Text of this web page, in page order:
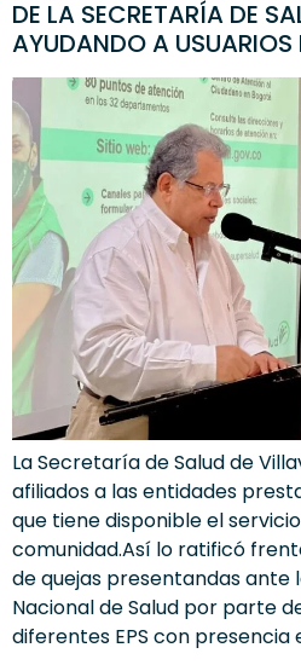
DE LA SECRETARÍA DE
AYUDANDO A USUARIOS
La Secretaría de Salud de
afiliados a las entidades
que tiene disponible el
comunidad.Así lo ratificó
de quejas presentandas ante
Nacional de Salud por parte
diferentes EPS con presencia